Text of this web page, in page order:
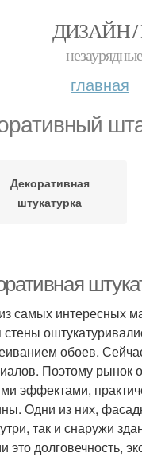
ДИЗАЙН /
главная
Декоративная
штукатурка
самых интересных
обоев.
Поэтому рынок
эффектами,
Одни из них,
так и снаружи
это долговечность,